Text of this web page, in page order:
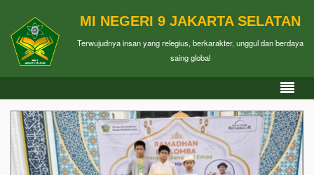
MI NEGERI 9 JAKARTA SELATAN
Terwujudnya insan yang relegius, berkarakter, unggul dan berdaya
saing global